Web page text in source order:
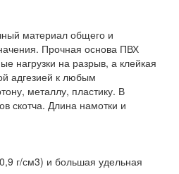
материал общего и
Прочная основа ПВХ
нагрузки на разрыв, а клейкая
адгезией к любым
металлу, пластику. В
скотча. Длина намотки и
г/см3) и большая удельная